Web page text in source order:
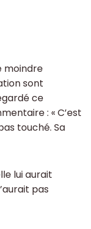
moindre
sont
ce
: « C’est
touché. Sa
lui aurait
pas